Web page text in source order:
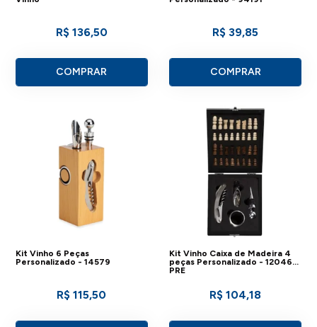
R$ 136,50
COMPRAR
R$ 39,85
COMPRAR
Kit Vinho 6 Peças
Personalizado - 14579
R$ 115,50
Kit Vinho Caixa de Madeira 4
peças Personalizado - 12046-
PRE
R$ 104,18